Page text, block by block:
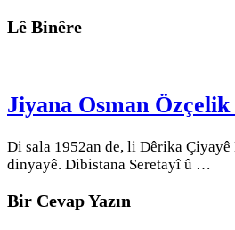
Lê Binêre
Jiyana Osman Özçelik
Di sala 1952an de, li Dêrika
dinyayê. Dibistana Seretayî û …
Bir Cevap Yazın